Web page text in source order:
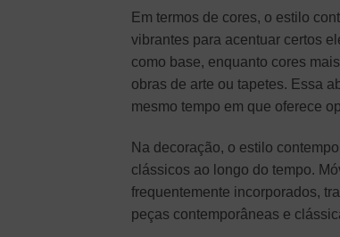
Em termos de cores, o estilo
vibrantes para acentuar certos
como base, enquanto cores
obras de arte ou tapetes. Essa
mesmo tempo em que oferece
Na decoração, o estilo
clássicos ao longo do tempo.
frequentemente incorporados,
peças contemporâneas e